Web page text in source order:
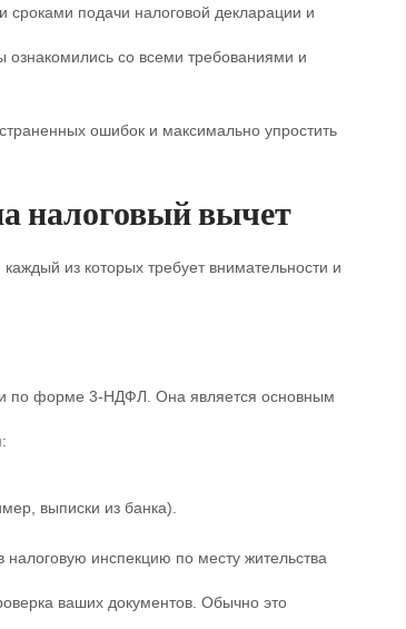
сроками подачи налоговой декларации и
ознакомились со всеми требованиями и
ошибок и максимально упростить
налоговый вычет
из которых требует внимательности и
по форме 3-НДФЛ. Она является основным
выписки из банка).
инспекцию по месту жительства
ваших документов. Обычно это